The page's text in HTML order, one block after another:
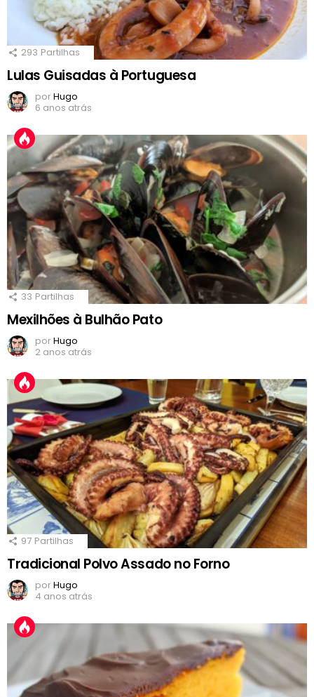
293 Partilhas
Lulas Guisadas à Portuguesa
porHugo
6 anos atrás
33 Partilhas
Mexilhões à Bulhão Pato
porHugo
2 anos atrás
97 Partilhas
Tradicional Polvo Assado no Forno
porHugo
4 anos atrás